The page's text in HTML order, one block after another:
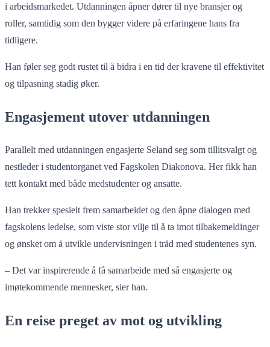
i arbeidsmarkedet. Utdanningen åpner dører til nye bransjer og
roller, samtidig som den bygger videre på erfaringene hans fra
tidligere.
Han føler seg godt rustet til å bidra i en tid der kravene til effektivitet
og tilpasning stadig øker.
Engasjement utover utdanningen
Parallelt med utdanningen engasjerte Seland seg som tillitsvalgt og
nestleder i studentorganet ved Fagskolen Diakonova. Her fikk han
tett kontakt med både medstudenter og ansatte.
Han trekker spesielt frem samarbeidet og den åpne dialogen med
fagskolens ledelse, som viste stor vilje til å ta imot tilbakemeldinger
og ønsket om å utvikle undervisningen i tråd med studentenes syn.
– Det var inspirerende å få samarbeide med så engasjerte og
imøtekommende mennesker, sier han.
En reise preget av mot og utvikling